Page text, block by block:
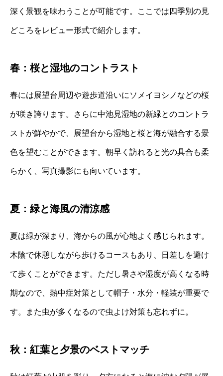
深く景観を味わうことが可能です。ここでは四季別の見
どころをレビュー形式で紹介します。
春：桜と湿地のコントラスト
春には展望台周辺や遊歩道沿いにソメイヨシノなどの桜
が咲き誇ります。さらに中池見湿地の新緑とのコントラ
ストが鮮やかで、展望台から湿地と桜と海が融合する景
色を望むことができます。朝早く訪れると光の具合も柔
らかく、写真撮影にも向いています。
夏：緑と海風の清涼感
夏は緑が深まり、海からの風が心地よく感じられます。
木陰で休憩しながら歩けるコースもあり、日差しを避け
て歩くことができます。ただし暑さや湿度が高くなる時
期なので、熱中症対策として帽子・水分・軽装が重要で
す。また虫が多くなるので虫よけ対策も忘れずに。
秋：紅葉と夕景のベストマッチ